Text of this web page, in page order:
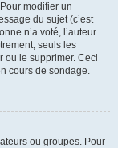
modifier un
du sujet (c’est
n’a voté, l’auteur
seuls les
ou le supprimer. Ceci
cours de sondage.
ou groupes. Pour